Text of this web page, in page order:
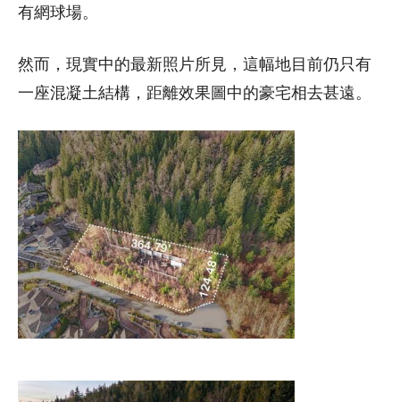
有網球場。
然而，現實中的最新照片所見，這幅地目前仍只有
一座混凝土結構，距離效果圖中的豪宅相去甚遠。